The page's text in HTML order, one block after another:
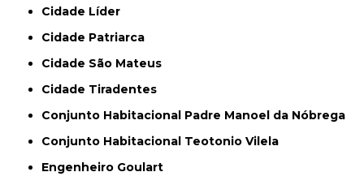
Cidade Líder
Cidade Patriarca
Cidade São Mateus
Cidade Tiradentes
Conjunto Habitacional Padre Manoel da Nóbrega
Conjunto Habitacional Teotonio Vilela
Engenheiro Goulart